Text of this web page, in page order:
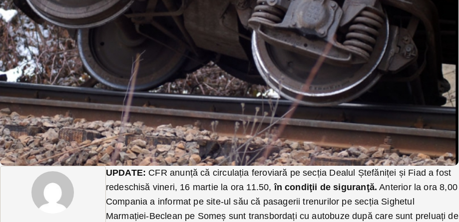
UPDATE: CFR anunță că circulația feroviară pe secția Dealul Ștefăniței și Fiad a fost
redeschisă vineri, 16 martie la ora 11.50,în condiţii de siguranţă. Anterior la ora 8,00
Compania a informat pe site-ul său că pasagerii trenurilor pe secția Sighetul
Marmației-Beclean pe Someș sunt transbordați cu autobuze după care sunt preluați de